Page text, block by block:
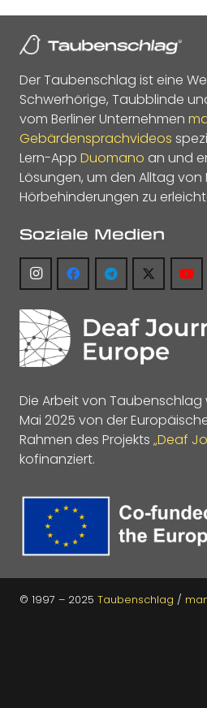
Der Taubenschlag ist eine
Schwerhörige, Taubblinde
vom Berliner Unternehmen
Gebärdensprachvideos
Lern-App Duomano an und
Lösungen, um den Alltag
Hörbehinderungen zu
Soziale Medien
Die Arbeit von Taubenschlag
Mai 2025 von der
Rahmen des Projekts „Deaf
kofinanziert.
© 1997 – 2025 Taubenschlag /